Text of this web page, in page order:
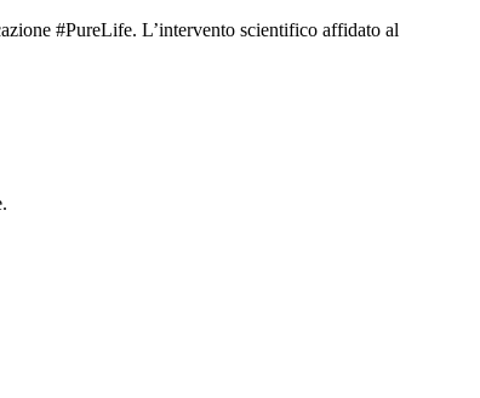
#PureLife. L’intervento scientifico affidato al